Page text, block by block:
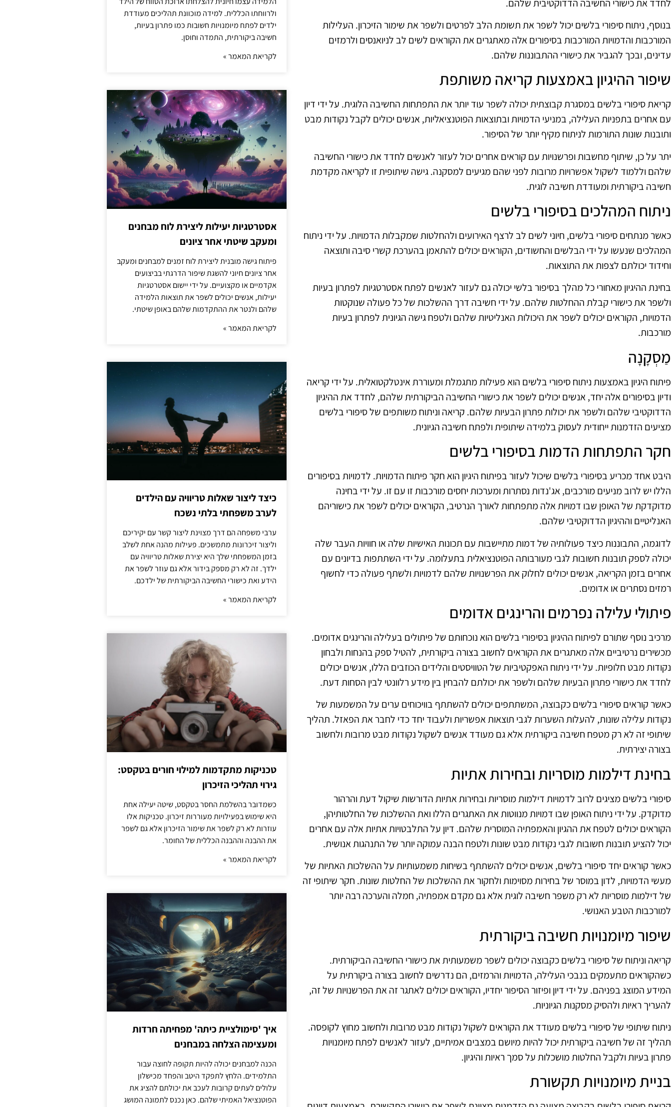
לחדד את כישורי החשיבה הדדוקטיבית שלהם.
בנוסף, ניתוח סיפורי בלשים יכול לשפר את תשומת הלב לפרטים ולשפר את שימור הזיכרון. העלילות
המורכבות והדמויות המורכבות בסיפורים אלה מאתגרים את הקוראים לשים לב לניואנסים ולרמזים
עדינים, ובכך להגביר את כישורי ההתבוננות שלהם.
שיפור ההיגיון באמצעות קריאה משותפת
קריאת סיפורי בלשים במסגרת קבוצתית יכולה לשפר עוד יותר את התפתחות החשיבה הלוגית. על ידי דיון
עם אחרים בתפניות העלילה, במניעי הדמויות ובתוצאות הפוטנציאליות, אנשים יכולים לקבל נקודות מבט
ותובנות שונות התורמות לניתוח מקיף יותר של הסיפור.
יתר על כן, שיתוף מחשבות ופרשנויות עם קוראים אחרים יכול לעזור לאנשים לחדד את כישורי החשיבה
שלהם וללמוד לשקול אפשרויות מרובות לפני שהם מגיעים למסקנה. גישה שיתופית זו לקריאה מקדמת
חשיבה ביקורתית ומעודדת חשיבה לוגית.
ניתוח המהלכים בסיפורי בלשים
כאשר מנתחים סיפורי בלשים, חיוני לשים לב לרצף האירועים ולהחלטות שמקבלות הדמויות. על ידי ניתוח
המהלכים שנעשו על ידי הבלשים והחשודים, הקוראים יכולים להתאמן בהערכת קשרי סיבה ותוצאה
וחידוד יכולתם לצפות את התוצאות.
בחינת ההיגיון מאחורי כל מהלך בסיפור בלשי יכולה גם לעזור לאנשים לפתח אסטרטגיות לפתרון בעיות
ולשפר את כישורי קבלת ההחלטות שלהם. על ידי חשיבה דרך ההשלכות של כל פעולה שנוקטות
הדמויות, הקוראים יכולים לשפר את היכולות האנליטיות שלהם ולטפח גישה הגיונית לפתרון בעיות
מורכבות.
מַסְקָנָה
פיתוח היגיון באמצעות ניתוח סיפורי בלשים הוא פעילות מתגמלת ומעוררת אינטלקטואלית. על ידי קריאה
ודיון בסיפורים אלה יחד, אנשים יכולים לשפר את כישורי החשיבה הביקורתית שלהם, לחדד את ההיגיון
הדדוקטיבי שלהם ולשפר את יכולות פתרון הבעיות שלהם. קריאה וניתוח משותפים של סיפורי בלשים
מציעים הזדמנות ייחודית לעסוק בלמידה שיתופית ולפתח חשיבה הגיונית.
חקר התפתחות הדמות בסיפורי בלשים
היבט אחד מכריע בסיפורי בלשים שיכול לעזור בפיתוח היגיון הוא חקר פיתוח הדמויות. לדמויות בסיפורים
הללו יש לרוב מניעים מורכבים, אג'נדות נסתרות ומערכות יחסים מורכבות זו עם זו. על ידי בחינה
מדוקדקת של האופן שבו דמויות אלה מתפתחות לאורך הנרטיב, הקוראים יכולים לשפר את כישוריהם
האנליטיים וההיגיון הדדוקטיבי שלהם.
לדוגמה, התבוננות כיצד פעולותיה של דמות מתיישבות עם תכונות האישיות שלה או חוויות העבר שלה
יכולה לספק תובנות חשובות לגבי מעורבותה הפוטנציאלית בתעלומה. על ידי השתתפות בדיונים עם
אחרים בזמן הקריאה, אנשים יכולים לחלוק את הפרשנויות שלהם לדמויות ולשתף פעולה כדי לחשוף
רמזים נסתרים או אדומים.
פיתולי עלילה נפרמים והרינגים אדומים
מרכיב נוסף שתורם לפיתוח ההיגיון בסיפורי בלשים הוא נוכחותם של פיתולים בעלילה והרינגים אדומים.
מכשירים נרטיביים אלה מאתגרים את הקוראים לחשוב בצורה ביקורתית, להטיל ספק בהנחות ולבחון
נקודות מבט חלופיות. על ידי ניתוח האפקטיביות של הטוויסטים והלידים הכוזבים הללו, אנשים יכולים
לחדד את כישורי פתרון הבעיות שלהם ולשפר את יכולתם להבחין בין מידע רלוונטי לבין הסחות דעת.
כאשר קוראים סיפורי בלשים כקבוצה, המשתתפים יכולים להשתתף בוויכוחים ערים על המשמעות של
נקודות עלילה שונות, להעלות השערות לגבי תוצאות אפשריות ולעבוד יחד כדי לחבר את הפאזל. תהליך
שיתופי זה לא רק מטפח חשיבה ביקורתית אלא גם מעודד אנשים לשקול נקודות מבט מרובות ולחשוב
בצורה יצירתית.
בחינת דילמות מוסריות ובחירות אתיות
סיפורי בלשים מציגים לרוב לדמויות דילמות מוסריות ובחירות אתיות הדורשות שיקול דעת והרהור
מדוקדק. על ידי ניתוח האופן שבו דמויות מנווטות את האתגרים הללו ואת ההשלכות של החלטותיהן,
הקוראים יכולים לטפח את ההגיון והאמפתיה המוסרית שלהם. דיון על התלבטויות אתיות אלה עם אחרים
יכול להציע תובנות חשובות לגבי נקודות מבט שונות ולטפח הבנה עמוקה יותר של התנהגות אנושית.
כאשר קוראים יחד סיפורי בלשים, אנשים יכולים להשתתף בשיחות משמעותיות על ההשלכות האתיות של
מעשי הדמויות, לדון במוסר של בחירות מסוימות ולחקור את ההשלכות של החלטות שונות. חקר שיתופי זה
של דילמות מוסריות לא רק משפר חשיבה לוגית אלא גם מקדם אמפתיה, חמלה והערכה רבה יותר
למורכבות הטבע האנושי.
שיפור מיומנויות חשיבה ביקורתית
קריאה וניתוח של סיפורי בלשים כקבוצה יכולים לשפר משמעותית את כישורי החשיבה הביקורתית.
כשהקוראים מתעמקים בנבכי העלילה, הדמויות והרמזים, הם נדרשים לחשוב בצורה ביקורתית על
המידע המוצג בפניהם. על ידי דיון ופיזור הסיפור יחדיו, הקוראים יכולים לאתגר זה את הפרשנויות של זה,
להעריך ראיות ולהסיק מסקנות הגיוניות.
ניתוח שיתופי של סיפורי בלשים מעודד את הקוראים לשקול נקודות מבט מרובות ולחשוב מחוץ לקופסה.
תהליך זה של חשיבה ביקורתית יכול להיות מיושם במצבים אמיתיים, לעזור לאנשים לפתח מיומנויות
פתרון בעיות ולקבל החלטות מושכלות על סמך ראיות והיגיון.
בניית מיומנויות תקשורת
ולרווחתו הכללית. למידה מוכוונת תהליכים מעודדת
ילדים לפתח מיומנויות חשובות כמו פתרון בעיות,
חשיבה ביקורתית, התמדה וחוסן.
לקריאת המאמר »
אסטרטגיות יעילות ליצירת לוח מבחנים
ומעקב שיטתי אחר ציונים
פיתוח גישה מובנית ליצירת לוח זמנים למבחנים ומעקב
אחר ציונים חיוני להשגת שיפור הדרגתי בביצועים
אקדמיים או מקצועיים. על ידי יישום אסטרטגיות
יעילות, אנשים יכולים לשפר את תוצאות הלמידה
שלהם ולנטר את ההתקדמות שלהם באופן שיטתי.
לקריאת המאמר »
כיצד ליצור שאלות טריוויה עם הילדים
לערב משפחתי בלתי נשכח
ערבי משפחה הם דרך מצוינת ליצור קשר עם יקיריכם
וליצור זיכרונות מתמשכים. פעילות מהנה אחת לשלב
בזמן המשפחתי שלך היא יצירת שאלות טריוויה עם
ילדך. זה לא רק מספק בידור אלא גם עוזר לשפר את
הידע ואת כישורי החשיבה הביקורתית של ילדכם.
לקריאת המאמר »
טכניקות מתקדמות למילוי חורים בטקסט:
גירוי תהליכי הזיכרון
כשמדובר בהשלמת החסר בטקסט, שיטה יעילה אחת
היא שימוש בפעילויות מעוררות זיכרון. טכניקות אלו
עוזרות לא רק לשפר את שימור הזיכרון אלא גם לשפר
את ההבנה וההבנה הכללית של החומר.
לקריאת המאמר »
איך 'סימולציית כיתה' מפחיתה חרדות
ומעצימה הצלחה במבחנים
הכנה למבחנים יכולה להיות תקופה לחוצה עבור
התלמידים. הלחץ לתפקד היטב והפחד מכישלון
עלולים לעתים קרובות לעכב את יכולתם להציג את
הפוטנציאל האמיתי שלהם. כאן נכנס לתמונה המושג